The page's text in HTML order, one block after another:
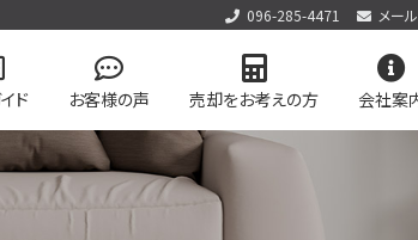
096-285-4471 メール
ド お客様の声 売却をお考えの方 会社案
アクセス
個人